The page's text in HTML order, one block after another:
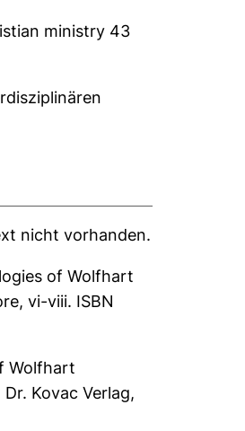
ministry 43
nicht vorhanden.
of Wolfhart
vi-viii. ISBN
Wolfhart
Kovac Verlag,